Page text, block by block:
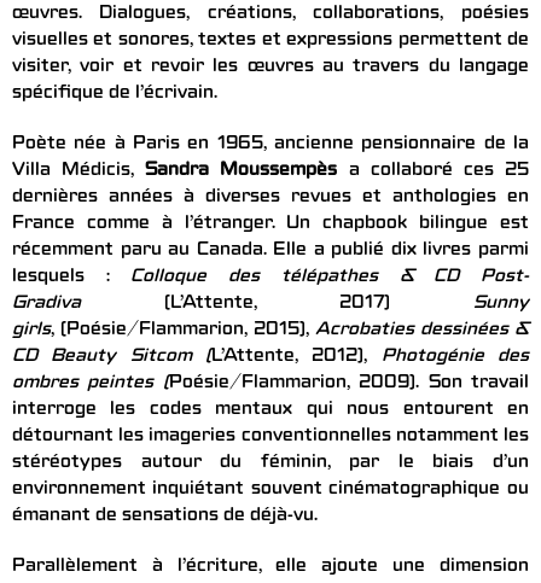
œuvres. Dialogues, créations, collaborations, poésies
visuelles et sonores, textes et expressions permettent de
visiter, voir et revoir les œuvres au travers du langage
spécifique de l’écrivain.
Poète née à Paris en 1965, ancienne pensionnaire de la
Villa Médicis,Sandra Moussempès a collaboré ces 25
dernières années à diverses revues et anthologies en
France comme à l’étranger. Un chapbook bilingue est
récemment paru au Canada. Elle a publié dix livres parmi
lesquels : Colloque des télépathes & CD Post-
Gradiva (L’Attente, 2017) Sunny
girls, (Poésie/Flammarion, 2015), Acrobaties dessinées &
CD Beauty Sitcom (L’Attente, 2012), Photogénie des
ombres peintes (Poésie/Flammarion, 2009). Son travail
interroge les codes mentaux qui nous entourent en
détournant les imageries conventionnelles notamment les
stéréotypes autour du féminin, par le biais d’un
environnement inquiétant souvent cinématographique ou
émanant de sensations de déjà-vu.
Parallèlement à l’écriture, elle ajoute une dimension